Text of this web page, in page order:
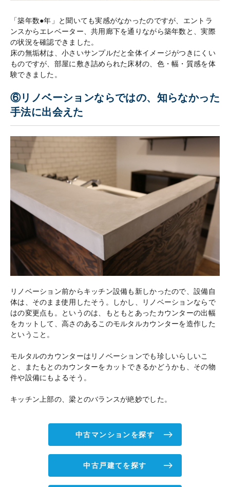
「築年数●年」と聞いても実感がなかったのですが、エントラ
ンスからエレベーター、共用廊下を通りながら築年数と、実際
の状況を確認できました。
床の無垢材は、小さいサンプルだと全体イメージがつきにくい
ものですが、部屋に敷き詰められた床材の、色・幅・質感を体
験できました。
⑥リノベーションならではの、知らなかった
手法に出会えた
リノベーション前からキッチン設備も新しかったので、設備自
体は、そのまま使用したそう。しかし、リノベーションならで
はの変更点も。というのは、もともとあったカウンターの出幅
をカットして、高さのあるこのモルタルカウンターを造作した
ということ。
モルタルのカウンターはリノベーションでも珍しいらしいこ
と、またもとのカウンターをカットできるかどうかも、その物
件や設備にもよるそう。
キッチン上部の、梁とのバランスが絶妙でした。
中古マンションを探す
中古戸建てを探す